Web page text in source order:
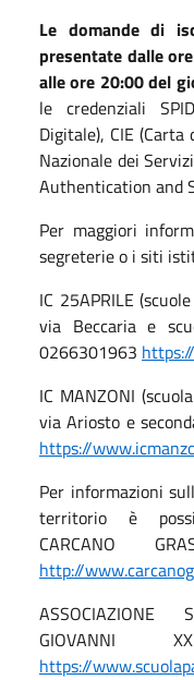
Le domande di
presentate dalle
alle ore 20:00 del
le credenziali
Digitale), CIE
Nazionale dei
Authentication and
Per maggiori
segreterie o i siti
IC 25APRILE
via Beccaria e
0266301963
IC MANZONI
via Ariosto e
https://
Per informazioni
territorio è
CARCANO
http://
ASSOCIAZIONE
GIOVANNI
https://